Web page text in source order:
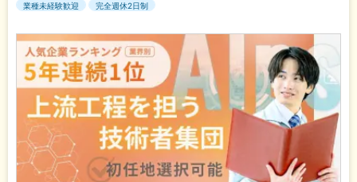
業種未経験歓迎
完全週休2日制